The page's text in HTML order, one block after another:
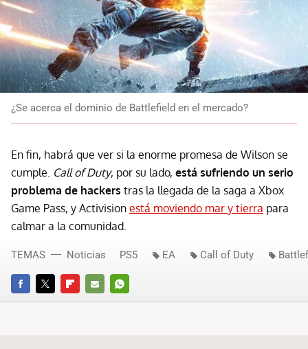
¿Se acerca el dominio de Battlefield en el mercado?
En fin, habrá que ver si la enorme promesa de Wilson se
cumple. Call of Duty, por su lado, está sufriendo un serio
problema de hackers tras la llegada de la saga a Xbox
Game Pass, y Activision está moviendo mar y tierra para
calmar a la comunidad.
FACEBOOKTWITTERFLIPBOARD
E-
WHATSAPP
TEMAS Noticias PS5 EA Call of Duty